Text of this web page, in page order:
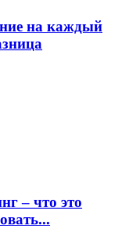
на каждый
– что это